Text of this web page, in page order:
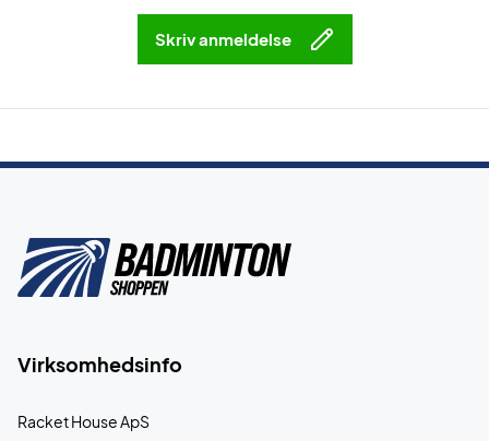
Skriv anmeldelse
Virksomhedsinfo
Racket House ApS